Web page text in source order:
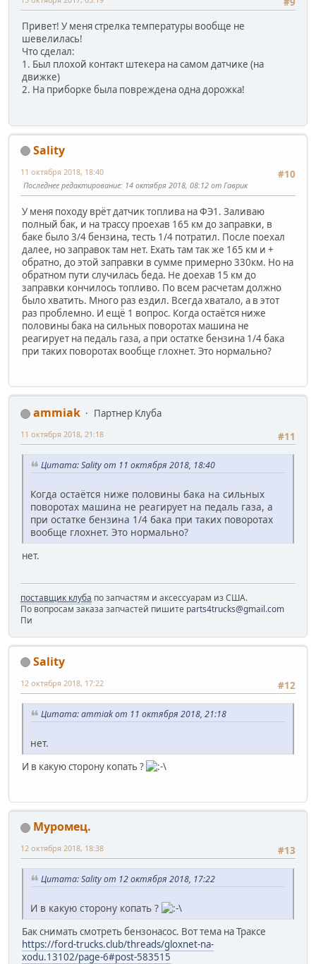
Привет! У меня стрелка температуры вообще не
шевелилась!
Что сделал:
1. Был плохой контакт штекера на самом датчике (на
движке)
2. На приборке была повреждена одна дорожка!
Sality
#10
11 октября 2018, 18:40
Последнее редактирование: 14 октября 2018, 08:12 от Гаврик
У меня походу врёт датчик топлива на ФЭ1. Заливаю
полный бак, и на трассу проехав 165 км до заправки, в
баке было 3/4 бензина, тесть 1/4 потратил. После поехал
далее, но заправок там нет. Ехать там так же 165 км и +
обратно, до этой заправки в сумме примерно 330км. Но на
обратном пути случилась беда. Не доехав 15 км до
заправки кончилось топливо. По всем расчетам должно
было хватить. Много раз ездил. Всегда хватало, а в этот
раз проблемно. И ещё 1 вопрос. Когда остаётся ниже
половины бака на сильных поворотах машина не
реагирует на педаль газа, а при остатке бензина 1/4 бака
при таких поворотах вообще глохнет. Это нормально?
ammiak
Партнер Клуба
#11
11 октября 2018, 21:18
Цитата: Sality от 11 октября 2018, 18:40
Когда остаётся ниже половины бака на сильных
поворотах машина не реагирует на педаль газа, а
при остатке бензина 1/4 бака при таких поворотах
вообще глохнет. Это нормально?
нет.
поставщик клуба по запчастям и аксессуарам из США.
По вопросам заказа запчастей пишите parts4trucks@gmail.com
Пи
Sality
#12
12 октября 2018, 17:22
Цитата: ammiak от 11 октября 2018, 21:18
нет.
И в какую сторону копать ?
Муромец.
#13
12 октября 2018, 18:38
Цитата: Sality от 12 октября 2018, 17:22
И в какую сторону копать ?
Бак снимать смотреть бензонасос. Вот тема на Траксе
https://ford-trucks.club/threads/gloxnet-na-
xodu.13102/page-6#post-583515